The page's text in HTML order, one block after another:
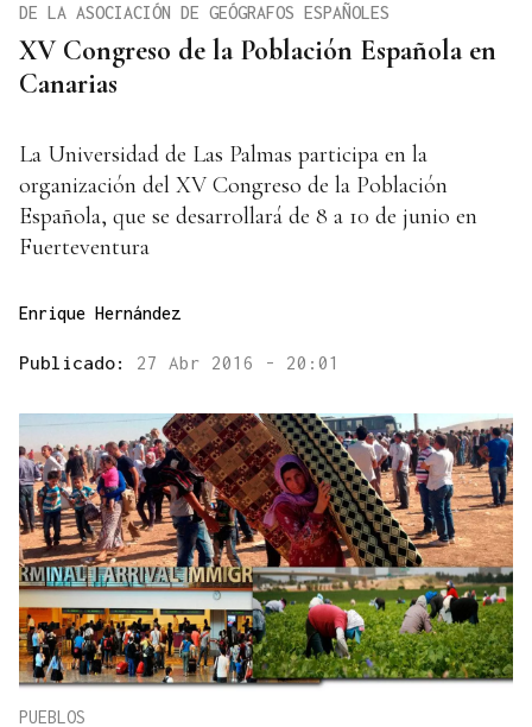
XV Congreso de la Población Española en
Canarias
DE LA ASOCIACIÓN DE GEÓGRAFOS ESPAÑOLES
La Universidad de Las Palmas participa en la
organización del XV Congreso de la Población
Española, que se desarrollará de 8 a 10 de junio en
Fuerteventura
Enrique Hernández
Publicado: 27 Abr 2016 - 20:01
PUEBLOS